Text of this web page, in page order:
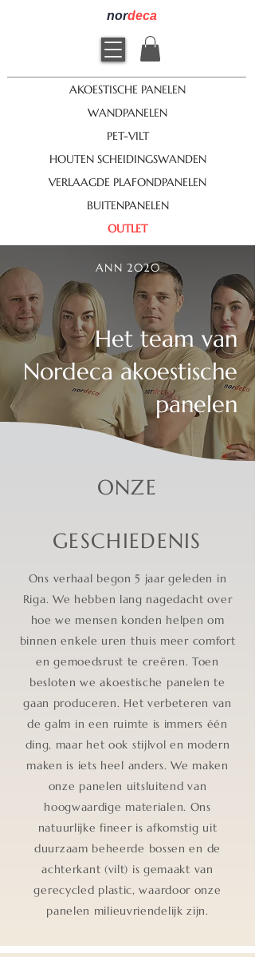
nordeca
AKOESTISCHE PANELEN
WANDPANELEN
PET-VILT
HOUTEN SCHEIDINGSWANDEN
VERLAAGDE PLAFONDPANELEN
BUITENPANELEN
OUTLET
ANN 2020
Het team van
Nordeca akoestische
panelen
ONZE
GESCHIEDENIS
Ons verhaal begon 5 jaar geleden in
Riga. We hebben lang nagedacht over
hoe we mensen konden helpen om
binnen enkele uren thuis meer comfort
en gemoedsrust te creëren. Toen
besloten we akoestische panelen te
gaan produceren. Het verbeteren van
de galm in een ruimte is immers één
ding, maar het ook stijlvol en modern
maken is iets heel anders. We maken
onze panelen uitsluitend van
hoogwaardige materialen. Ons
natuurlijke fineer is afkomstig uit
duurzaam beheerde bossen en de
achterkant (vilt) is gemaakt van
gerecycled plastic, waardoor onze
panelen milieuvriendelijk zijn.